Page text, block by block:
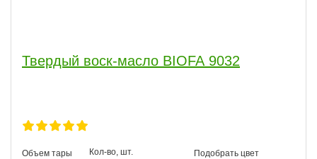
Твердый воск-масло BIOFA 9032
Объем тары Кол-во, шт.